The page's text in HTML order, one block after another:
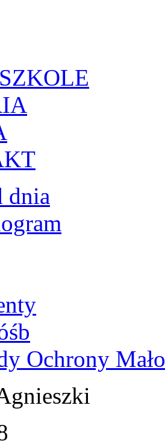
dnia
Ochrony